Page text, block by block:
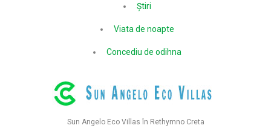
Știri
Viata de noapte
Concediu de odihna
Sun Angelo Eco Villas în Rethymno Creta